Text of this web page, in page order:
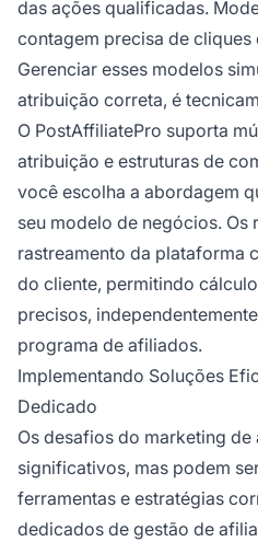
das ações qualificadas.
contagem precisa de
Gerenciar esses modelos
atribuição correta, é
O PostAffiliatePro suporta
atribuição e estruturas de
você escolha a abordagem
seu modelo de negócios. Os
rastreamento da plataforma
do cliente, permitindo
precisos,
programa de afiliados.
Implementando Soluções
Dedicado
Os desafios do marketing de
significativos, mas podem
ferramentas e estratégias
dedicados de gestão de